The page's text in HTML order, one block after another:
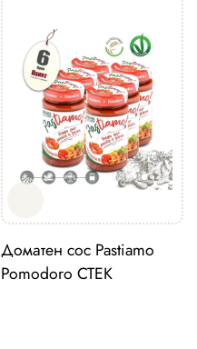
Доматен сос Pastiamo
Pomodoro СТЕК